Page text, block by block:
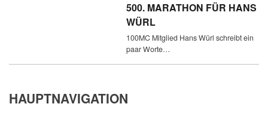
500. MARATHON FÜR HANS
WÜRL
100MC Mitglied Hans Würl schreibt ein
paar Worte…
HAUPTNAVIGATION